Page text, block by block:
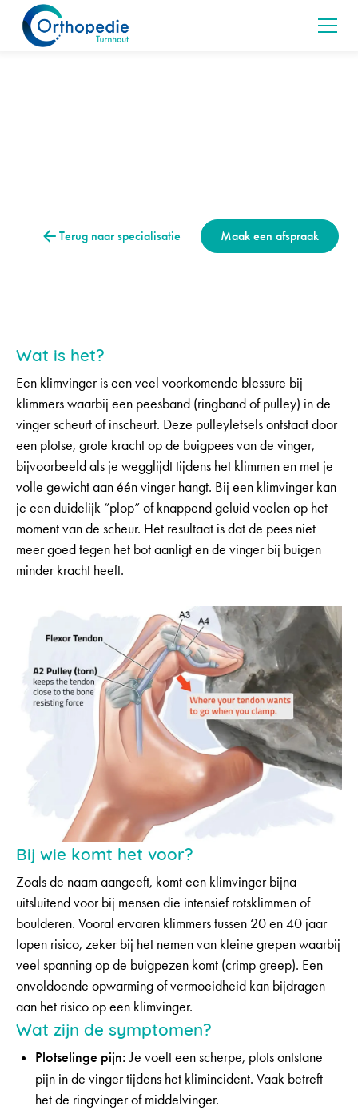
Terug naar specialisatie Maak een afspraak
Wat is het?
Een klimvinger is een veel voorkomende blessure bij
klimmers waarbij een peesband (ringband of pulley) in de
vinger scheurt of inscheurt. Deze pulleyletsels ontstaat door
een plotse, grote kracht op de buigpees van de vinger,
bijvoorbeeld als je wegglijdt tijdens het klimmen en met je
volle gewicht aan één vinger hangt. Bij een klimvinger kan
je een duidelijk “plop” of knappend geluid voelen op het
moment van de scheur. Het resultaat is dat de pees niet
meer goed tegen het bot aanligt en de vinger bij buigen
minder kracht heeft.
Bij wie komt het voor?
Zoals de naam aangeeft, komt een klimvinger bijna
uitsluitend voor bij mensen die intensief rotsklimmen of
boulderen. Vooral ervaren klimmers tussen 20 en 40 jaar
lopen risico, zeker bij het nemen van kleine grepen waarbij
veel spanning op de buigpezen komt (crimp greep). Een
onvoldoende opwarming of vermoeidheid kan bijdragen
aan het risico op een klimvinger.
Wat zijn de symptomen?
Plotselinge pijn: Je voelt een scherpe, plots ontstane
pijn in de vinger tijdens het klimincident. Vaak betreft
het de ringvinger of middelvinger.